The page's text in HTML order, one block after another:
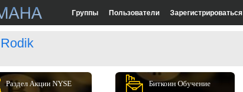
Группы Пользователи Зарегистрироваться
Rodik
Раздел Акции NYSE Биткоин Обучение